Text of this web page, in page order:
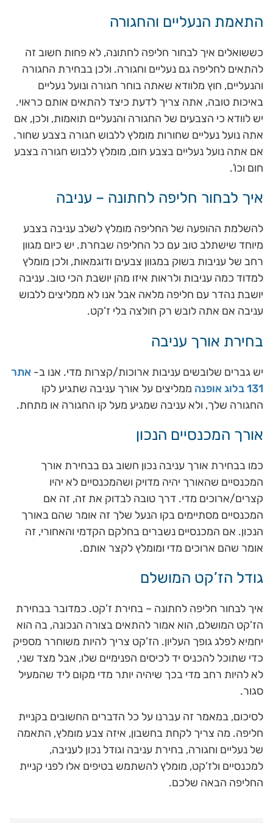
התאמת הנעליים והחגורה
כששואלים איך לבחור חליפה לחתונה, לא פחות חשוב זה
להתאים לחליפה גם נעליים וחגורה. ולכן בבחירת החגורה
והנעליים, חוץ מלוודא שאתה בוחר חגורה ונועל נעליים
באיכות טובה, אתה צריך לדעת כיצד להתאים אותם כראוי.
יש לוודא כי הצבעים של החגורה והנעליים תואמות, ולכן, אם
אתה נועל נעליים שחורות מומלץ ללבוש חגורה בצבע שחור.
אם אתה נועל נעליים בצבע חום, מומלץ ללבוש חגורה בצבע
חום וכו’.
איך לבחור חליפה לחתונה – עניבה
להשלמת ההופעה של החליפה מומלץ לשלב עניבה בצבע
מיוחד שישתלב טוב עם כל החליפה שבחרת. יש כיום מגוון
רחב של עניבות בשוק במגוון צבעים ודוגמאות, ולכן מומלץ
למדוד כמה עניבות ולראות איזו מהן יושבת הכי טוב. עניבה
יושבת נהדר עם חליפה מלאה אבל אנו לא ממליצים ללבוש
עניבה אם אתה לובש רק חולצה בלי ז’קט.
בחירת אורך עניבה
יש גברים שלובשים עניבות ארוכות/קצרות מדי. אנו ב- אתר
131 בלוג אופנה
ממליצים על אורך עניבה שתגיע לקו
החגורה שלך, ולא עניבה שמגיע מעל קו החגורה או מתחת.
אורך המכנסיים הנכון
כמו בבחירת אורך עניבה נכון חשוב גם בבחירת אורך
המכנסיים שהאורך יהיה מדויק ושהמכנסיים לא יהיו
קצרים/ארוכים מדי. דרך טובה לבדוק את זה, זה אם
המכנסיים מסתיימים בקו הנעל שלך זה אומר שהם באורך
הנכון. אם המכנסיים נשברים בחלקם הקדמי והאחורי, זה
אומר שהם ארוכים מדי ומומלץ לקצר אותם.
גודל הז’קט המושלם
איך לבחור חליפה לחתונה – בחירת ז’קט. כמדובר בבחירת
הז’קט המושלם, הוא אמור להתאים בצורה הנכונה, בה הוא
יחמיא לפלג גופך העליון. הז’קט צריך להיות משוחרר מספיק
כדי שתוכל להכניס יד לכיסים הפנימיים שלו, אבל מצד שני,
לא להיות רחב מדי בכך שיהיה יותר מדי מקום ליד שהמעיל
סגור.
לסיכום, במאמר זה עברנו על כל הדברים החשובים בקניית
חליפה. מה צריך לקחת בחשבון, איזה צבע מומלץ, התאמה
של נעליים וחגורה, בחירת עניבה וגודל נכון לעניבה,
למכנסיים ולז’קט, מומלץ להשתמש בטיפים אלו לפני קניית
החליפה הבאה שלכם.